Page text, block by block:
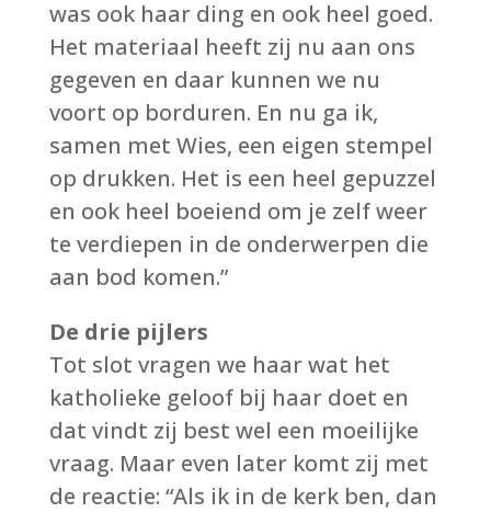
was ook haar ding en ook heel goed.
Het materiaal heeft zij nu aan ons
gegeven en daar kunnen we nu
voort op borduren. En nu ga ik,
samen met Wies, een eigen stempel
op drukken. Het is een heel gepuzzel
en ook heel boeiend om je zelf weer
te verdiepen in de onderwerpen die
aan bod komen.”
De drie pijlers
Tot slot vragen we haar wat het
katholieke geloof bij haar doet en
dat vindt zij best wel een moeilijke
vraag. Maar even later komt zij met
de reactie: “Als ik in de kerk ben, dan